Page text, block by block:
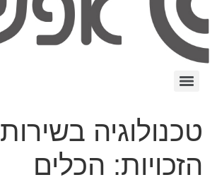
טכנולוגיה בשירות
הזכויות: הכלים